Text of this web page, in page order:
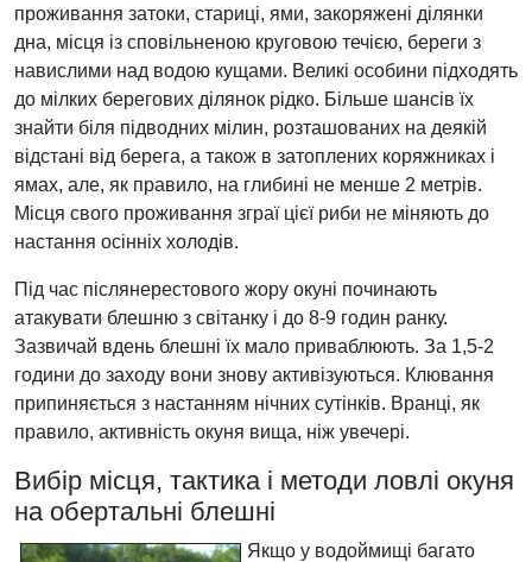
проживання затоки, стариці, ями, закоряжені ділянки
дна, місця із сповільненою круговою течією, береги з
навислими над водою кущами. Великі особини підходять
до мілких берегових ділянок рідко. Більше шансів їх
знайти біля підводних мілин, розташованих на деякій
відстані від берега, а також в затоплених коряжниках і
ямах, але, як правило, на глибині не менше 2 метрів.
Місця свого проживання зграї цієї риби не міняють до
настання осінніх холодів.
Під час післянерестового жору окуні починають
атакувати блешню з світанку і до 8-9 годин ранку.
Зазвичай вдень блешні їх мало приваблюють. За 1,5-2
години до заходу вони знову активізуються. Клювання
припиняється з настанням нічних сутінків. Вранці, як
правило, активність окуня вища, ніж увечері.
Вибір місця, тактика і методи ловлі окуня
на обертальні блешні
Якщо у водоймищі багато